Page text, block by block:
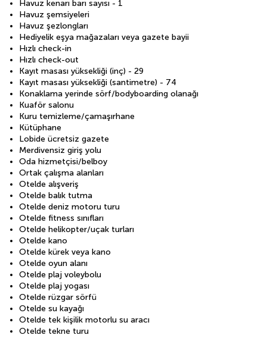
Havuz kenarı barı sayısı - 1
Havuz şemsiyeleri
Havuz şezlongları
Hediyelik eşya mağazaları veya gazete bayii
Hızlı check-in
Hızlı check-out
Kayıt masası yüksekliği (inç) - 29
Kayıt masası yüksekliği (santimetre) - 74
Konaklama yerinde sörf/bodyboarding olanağı
Kuaför salonu
Kuru temizleme/çamaşırhane
Kütüphane
Lobide ücretsiz gazete
Merdivensiz giriş yolu
Oda hizmetçisi/belboy
Ortak çalışma alanları
Otelde alışveriş
Otelde balık tutma
Otelde deniz motoru turu
Otelde fitness sınıfları
Otelde helikopter/uçak turları
Otelde kano
Otelde kürek veya kano
Otelde oyun alanı
Otelde plaj voleybolu
Otelde plaj yogası
Otelde rüzgar sörfü
Otelde su kayağı
Otelde tek kişilik motorlu su aracı
Otelde tekne turu